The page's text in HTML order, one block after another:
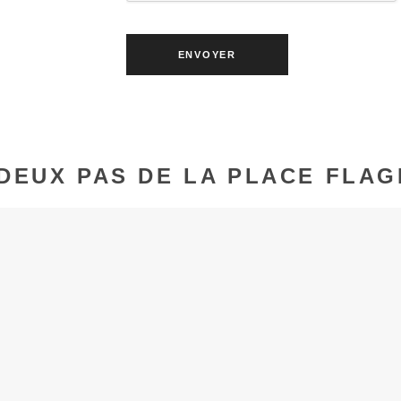
PAS DE LA PLACE